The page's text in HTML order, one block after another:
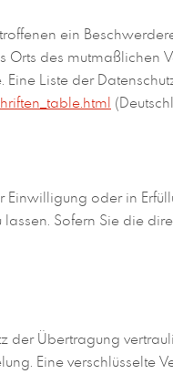
ein
des mutmaßlichen
Liste der
oder in
Sofern Sie die
der Übertragung
Eine